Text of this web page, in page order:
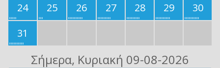
24
25 26 27 28 29
30
31
Σήμερα, Κυριακή 09-08-2026